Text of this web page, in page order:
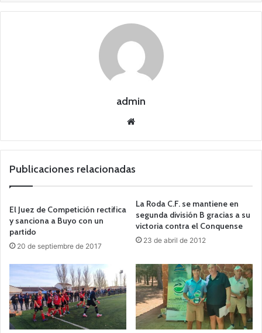
admin
we
Publicaciones relacionadas
El Juez de Competición rectifica
y sanciona a Buyo con un
partido
20 de septiembre de 2017
La Roda C.F. se mantiene en
segunda división B gracias a su
victoria contra el Conquense
23 de abril de 2012